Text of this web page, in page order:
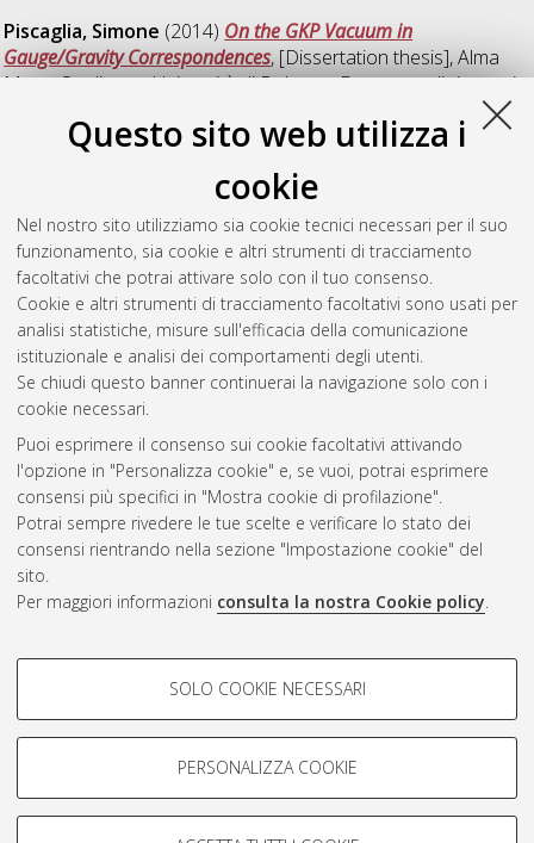
Questo sito web utilizza i
cookie
Nel nostro sito utilizziamo sia cookie tecnici necessari per il suo
funzionamento, sia cookie e altri strumenti di tracciamento
facoltativi che potrai attivare solo con il tuo consenso.
Cookie e altri strumenti di tracciamento facoltativi sono usati per
analisi statistiche, misure sull'efficacia della comunicazione
istituzionale e analisi dei comportamenti degli utenti.
Se chiudi questo banner continuerai la navigazione solo con i
cookie necessari.
Puoi esprimere il consenso sui cookie facoltativi attivando
l'opzione in "Personalizza cookie" e, se vuoi, potrai esprimere
consensi più specifici in "Mostra cookie di profilazione".
Potrai sempre rivedere le tue scelte e verificare lo stato dei
consensi rientrando nella sezione "Impostazione cookie" del
sito.
Per maggiori informazioni consulta la nostra Cookie policy.
COOKIE DI PROFILAZIONE -
Si tratta di cookie utilizzati per analizzare le caratteristiche della
navigazione degli utenti, creare profili in base al loro comportamento
Mostra cookie di profilazione
SOLO COOKIE NECESSARI
PERSONALIZZA COOKIE
Piscaglia, Simone (2014) On the GKP Vacuum in
Gauge/Gravity Correspondences, [Dissertation thesis], Alma
Mater Studiorum Università di Bologna. Dottorato di ricerca in
Pomponio, Octavio (2022)Non perturbative aspects of non
equilibrium physics in two dimensional models
thesis], Alma Mater Studiorum Università di Bologna.
Dottorato di ricerca inFisica , 34 Ciclo. DOI
10.48676/unibo/amsdottorato/10432.
Questa lista e' stata generata il Thu Aug 6 20:44:11 2026
Atom
Rss 1.0
Rss 2.0
ISSN: 2038-7946
Impostazioni Cookie
Informativa sulla privacy
Condizioni d’uso del sito